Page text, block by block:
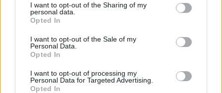
not limited to your visit or usage behaviour. You may click to
grant or deny consent to Google and its third-party tags to
use your data for below specified purposes in below Google
consent section.
I want to opt-out of the Sharing of my
personal data.
Opted In
I want to opt-out of the Sale of my
Personal Data.
Opted In
I want to opt-out of processing my
Personal Data for Targeted Advertising.
Opted In